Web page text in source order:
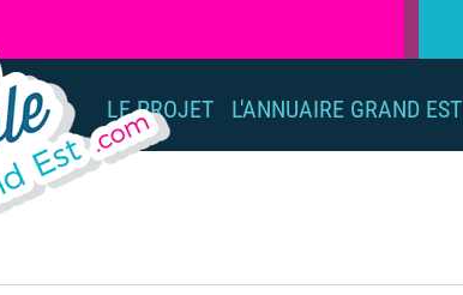
LE PROJET L'ANNUAIRE GRAND EST